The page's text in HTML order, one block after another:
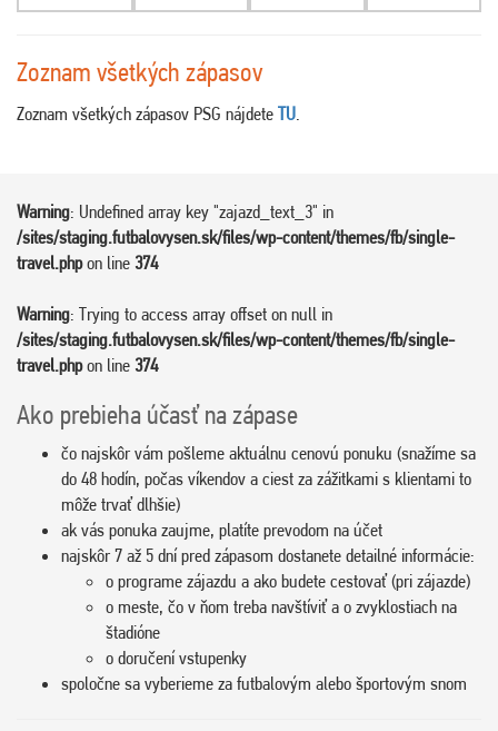
Zoznam všetkých zápasov
Zoznam všetkých zápasov PSG nájdete TU.
Warning: Undefined array key "zajazd_text_3" in
/sites/staging.futbalovysen.sk/files/wp-content/themes/fb/single-
travel.phpon line 374
Warning: Trying to access array offset on null in
/sites/staging.futbalovysen.sk/files/wp-content/themes/fb/single-
travel.phpon line 374
Ako prebieha účasť na zápase
čo najskôr vám pošleme aktuálnu cenovú ponuku (snažíme sa
do 48 hodín, počas víkendov a ciest za zážitkami s klientami to
môže trvať dlhšie)
ak vás ponuka zaujme, platíte prevodom na účet
najskôr 7 až 5 dní pred zápasom dostanete detailné informácie:
o programe zájazdu a ako budete cestovať (pri zájazde)
o meste, čo v ňom treba navštíviť a o zvyklostiach na
štadióne
o doručení vstupenky
spoločne sa vyberieme za futbalovým alebo športovým snom